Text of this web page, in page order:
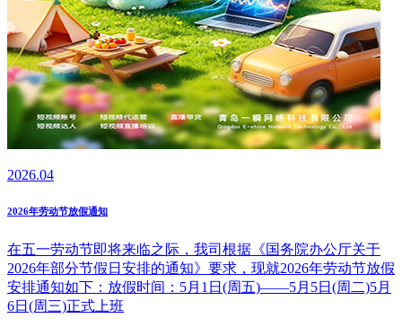
2026.04
2026年劳动节放假通知
在五一劳动节即将来临之际，我司根据《国务院办公厅关于
2026年部分节假日安排的通知》要求，现就2026年劳动节放假
安排通知如下：放假时间：5月1日(周五)——5月5日(周二)5月
6日(周三)正式上班